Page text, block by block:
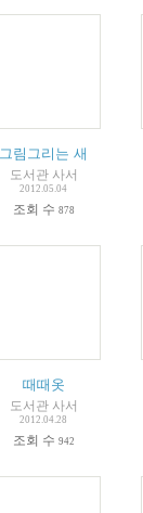
그림그리는 새
도서관 사서
2012.05.04
조회 수 878
때때옷
도서관 사서
2012.04.28
조회 수 942